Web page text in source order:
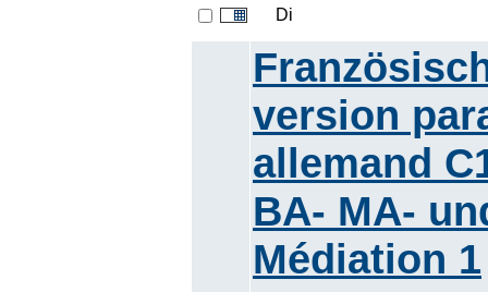
Di
version
allemand
BA- MA-
Médiation 1